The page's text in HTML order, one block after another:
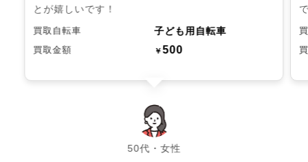
とが嬉しいです！
買取自転車 子ども用自転車
買取金額 ￥500
50代・女性
chevron_left chevron_right